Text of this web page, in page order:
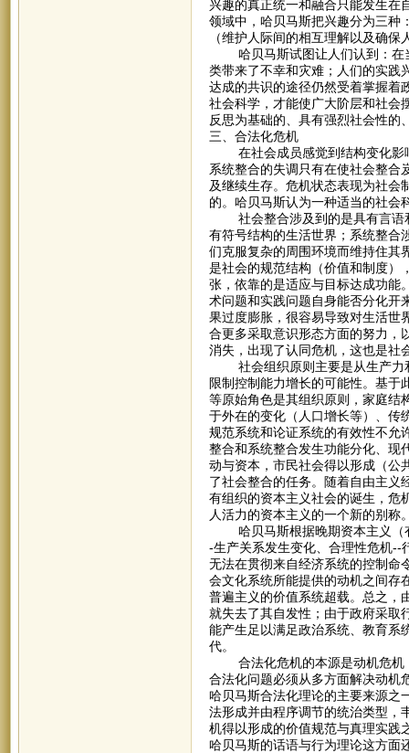
兴趣的真正统一和融合只能发生在
领域中，哈贝马斯把兴趣分为三种
（维护人际间的相互理解以及确
哈贝马斯试图让人们认到：在当
类带来了不幸和灾难；人们的实践
达成的共识的途径仍然受着掌握着
社会科学，才能使广大阶层和社会
反思为基础的、具有强烈社会性的
三、合法化危机
在社会成员感觉到结构变化影响
系统整合的失调只有在使社会整合
及继续生存。危机状态表现为社会
的。哈贝马斯认为一种适当的社会
社会整合涉及到的是具有言语和
有符号结构的生活世界；系统整合
们克服复杂的周围环境而维持住其
是社会的规范结构（价值和制度）
张，依靠的是适应与目标达成功能
术问题和实践问题自身能否分化开
果过度膨胀，很容易导致对生活世
合更多采取意识形态方面的努力，
消失，出现了认同危机，这也是社
社会组织原则主要是从生产力和
限制控制能力增长的可能性。基于
等原始角色是其组织原则，家庭结
于外在的变化（人口增长等）、传
规范系统和论证系统的有效性不允
整合和系统整合发生功能分化、现
动与资本，市民社会得以形成（公
了社会整合的任务。随着自由主义
有组织的资本主义社会的诞生，危
人活力的资本主义的一个新的别称
哈贝马斯根据晚期资本主义（有
-生产关系发生变化、合理性危机--
无法在贯彻来自经济系统的控制命
会文化系统所能提供的动机之间存
普遍主义的价值系统超载。总之，
就失去了其自发性；由于政府采取
能产生足以满足政治系统、教育系
代。
合法化危机的本源是动机危机，
合法化问题必须从多方面解决动机
哈贝马斯合法化理论的主要来源之
法形成并由程序调节的统治类型，
机得以形成的价值规范与真理实践
哈贝马斯的话语与行为理论这方面